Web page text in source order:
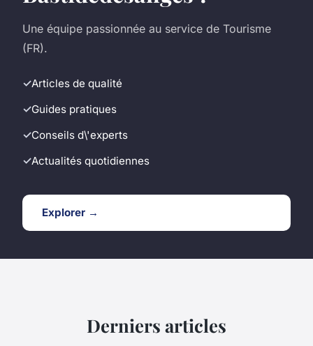
Une équipe passionnée au service de Tourisme
(FR).
Articles de qualité
Guides pratiques
Conseils d\'experts
Actualités quotidiennes
Explorer →
Derniers articles